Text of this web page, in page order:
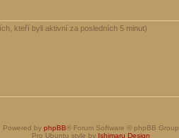
kteří byli aktivní za posledních 5 minut)
Powered by phpBB® Forum Software © phpBB Group
Pro Ubuntu style by Ishimaru Design